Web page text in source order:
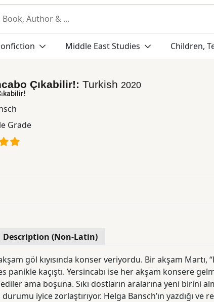
Middle East Studies Children,
Çıkabilir!: Turkish 2020
Grade
Description (Non-Latin)
göl kıyısında konser veriyordu. Bir akşam Martı,
panikle kaçıştı. Yersincabı ise her akşam konsere
yeni birini almaları her zaman kolay olmayabiliyor, yanlış
Bansch’ın yazdığı ve resimlediği bu sevimli tanışma hikâyesi hem